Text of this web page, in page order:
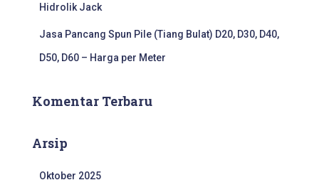
Hidrolik Jack
Jasa Pancang Spun Pile (Tiang Bulat) D20, D30, D40,
D50, D60 – Harga per Meter
Komentar Terbaru
Arsip
Oktober 2025